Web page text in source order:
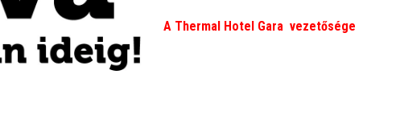
A Thermal Hotel Gara vezetősége